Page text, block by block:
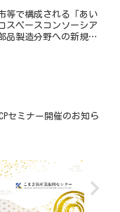
等で構成される「あい
スペースコンソーシア
品製造分野への新規参
セミナー開催のお知ら